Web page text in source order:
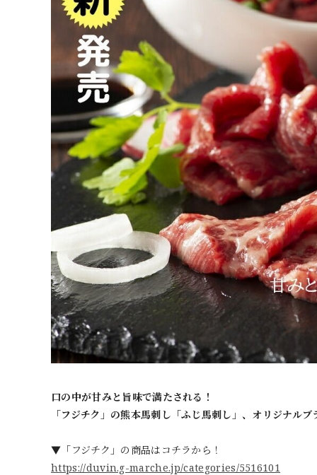
口の中が甘みと旨味で満たされる！
「フジチク」の熊本馬刺し「ふじ馬刺し」、オリジナル
▼「フジチク」の商品はコチラから！
https://duvin.g-marche.jp/categories/5516101